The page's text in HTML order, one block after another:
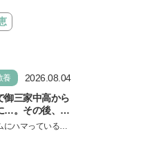
ール ザ・ダイ
ではあきらめ
第3弾、映画『パ
ザ…
養
2026.08.04
御三家中高から
…。その後、医
した現役医師
にハマっている